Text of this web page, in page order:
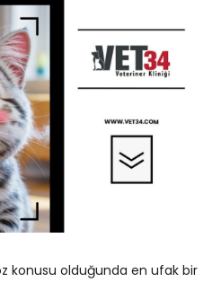
konusu olduğunda en ufak bir